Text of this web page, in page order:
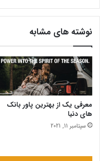
ل
ه
خ
م
؟
ا
ر
خ
ی
0
2
4
ا
ا
نوشته های مشابه
معرفی یک از بهترین پاور بانک
های دنیا
سپتامبر 11, 2021